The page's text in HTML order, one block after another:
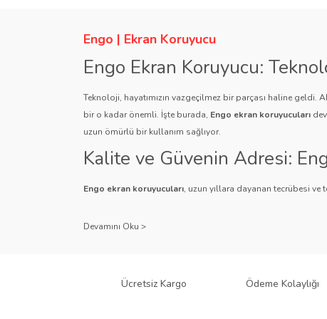
Ürün bilgilerinde hatalar bulunuyor.
Ürün fiyatı diğer sitelerden daha pahalı.
Engo | Ekran Koruyucu
Engo Ekran Koruyucu:
Teknoloji, hayatımızın vazgeçilmez bir parçası haline
bir o kadar önemli. İşte burada, Engo ekran koruyucuları
uzun ömürlü bir kullanım sağlıyor.
Kalite ve Güvenin Adresi:
Engo ekran koruyucuları, uzun yıllara dayanan tecrübesi
Çeşitlilik ve Uyum: Engo
gibi çeşitli türlerle Engo, cihazlarınız için mükemmel
Ücretsiz Kargo Ödeme Kolaylığı